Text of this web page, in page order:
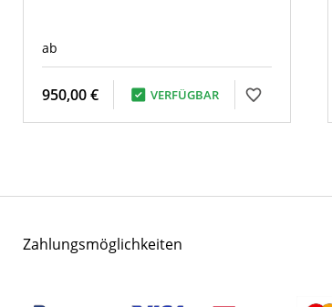
ab
950,00 € VERFÜGBAR
Zahlungsmöglichkeiten